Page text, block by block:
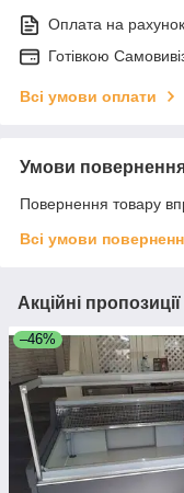
Оплата на рахунок
Готiвкою Самовивiз
Всі умови оплати
Умови
Повернення товару
Всі умови
Акційні
–46%